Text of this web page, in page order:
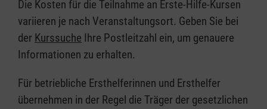
Die Kosten für die Teilnahme an Erste-Hilfe-Kursen
variieren je nach Veranstaltungsort. Geben Sie bei
der Kurssuche Ihre Postleitzahl ein, um genauere
Informationen zu erhalten.
Für betriebliche Ersthelferinnen und Ersthelfer
übernehmen in der Regel die Träger der gesetzlichen